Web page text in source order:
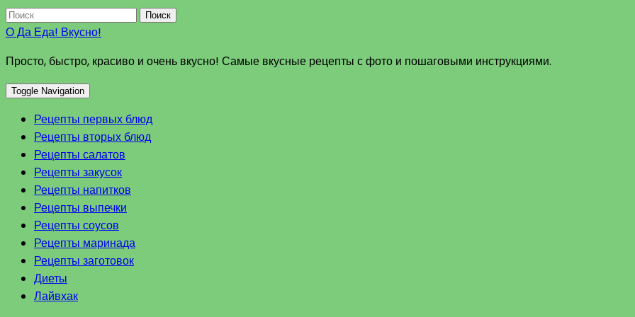
Поиск
О Да Еда! Вкусно!
Просто, быстро, красиво и очень вкусно! Самые вкусные рецепты с фото и пошаговыми инструкциями.
Toggle Navigation
Рецепты первых блюд
Рецепты вторых блюд
Рецепты салатов
Рецепты закусок
Рецепты напитков
Рецепты выпечки
Рецепты соусов
Рецепты маринада
Рецепты заготовок
Диеты
Лайвхак